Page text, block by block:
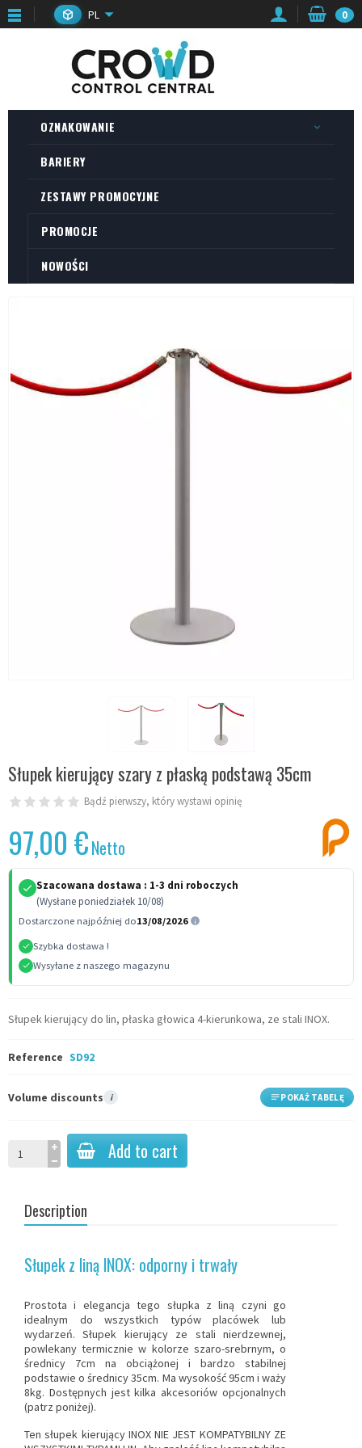
PL 0
OZNAKOWANIE
BARIERY
ZESTAWY PROMOCYJNE
PROMOCJE
NOWOŚCI
Słupek kierujący szary z płaską podstawą 35cm
Bądź pierwszy, który wystawi opinię
97,00 €Netto
Szacowana dostawa : 1-3 dni roboczych
(Wysłane poniedziałek 10/08)
Dostarczone najpóźniej do13/08/2026
Szybka dostawa !
Wysyłane z naszego magazynu
Słupek kierujący do lin, płaska głowica 4-kierunkowa, ze stali INOX.
Reference SD92
Volume discounts i POKAŻ TABELĘ
Add to cart
Description
Słupek z liną INOX: odporny i trwały
Prostota i elegancja tego słupka z liną czyni go
idealnym do wszystkich typów placówek lub
wydarzeń. Słupek kierujący ze stali nierdzewnej,
powlekany termicznie w kolorze szaro-srebrnym, o
średnicy 7cm na obciążonej i bardzo stabilnej
podstawie o średnicy 35cm. Ma wysokość 95cm i waży
8kg. Dostępnych jest kilka akcesoriów opcjonalnych
(patrz poniżej).
Ten słupek kierujący INOX NIE JEST KOMPATYBILNY ZE